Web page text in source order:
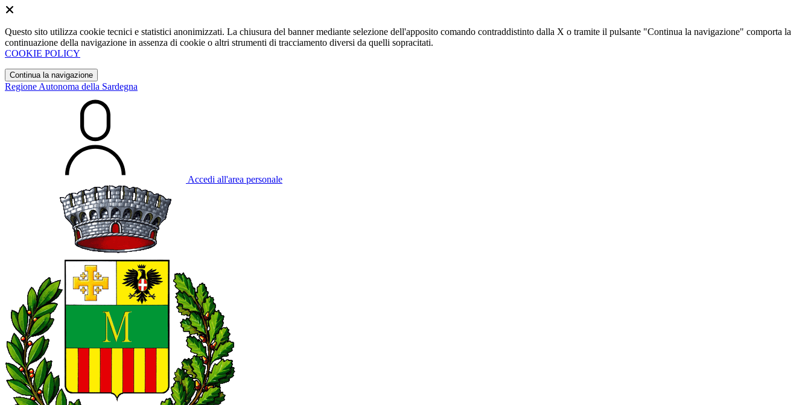
Questo sito utilizza cookie tecnici e statistici anonimizzati. La chiusura del banner mediante selezione dell'apposito comando contraddistinto dalla X o tramite il pulsante "Continua la navigazione" comporta la
continuazione della navigazione in assenza di cookie o altri strumenti di tracciamento diversi da quelli sopracitati.
COOKIE POLICY
Continua la navigazione
Regione Autonoma della Sardegna
Accedi all'area personale